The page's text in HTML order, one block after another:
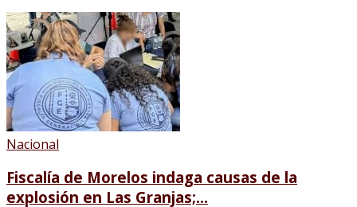
Nacional
Fiscalía de Morelos indaga causas de la
explosión en Las Granjas;...